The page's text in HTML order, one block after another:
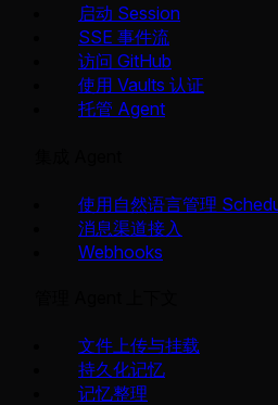
启动 Session
SSE 事件流
访问 GitHub
使用 Vaults 认证
托管 Agent
使用自然语言管理
消息渠道接入
Webhooks
文件上传与挂载
持久化记忆
记忆整理